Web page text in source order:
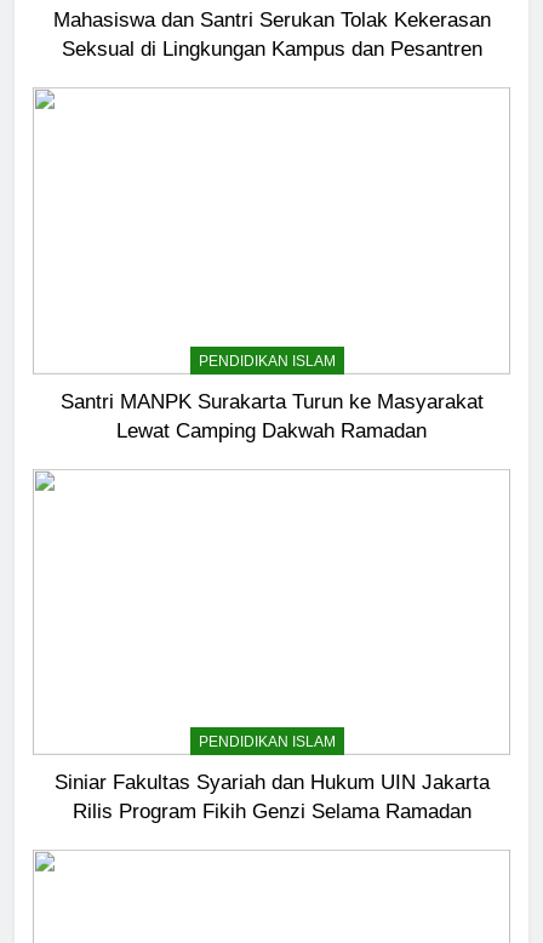
Mahasiswa dan Santri Serukan Tolak Kekerasan
Seksual di Lingkungan Kampus dan Pesantren
PENDIDIKAN ISLAM
Santri MANPK Surakarta Turun ke Masyarakat
Lewat Camping Dakwah Ramadan
PENDIDIKAN ISLAM
Siniar Fakultas Syariah dan Hukum UIN Jakarta
Rilis Program Fikih Genzi Selama Ramadan
6
Ngopi Bareng; Romantisme
Abadi